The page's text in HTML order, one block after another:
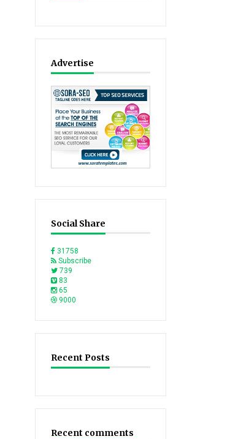
Advertise
Social Share
31758
Subscribe
739
83
65
9000
Recent Posts
Recent comments